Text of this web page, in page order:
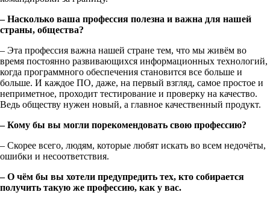
– Насколько ваша профессия полезна и важна для нашей
страны, общества?
– Эта профессия важна нашей стране тем, что мы живём во
время постоянно развивающихся информационных технологий,
когда программного обеспечения становится все больше и
больше. И каждое ПО, даже, на первый взгляд, самое простое и
неприметное, проходит тестирование и проверку на качество.
Ведь обществу нужен новый, а главное качественный продукт.
– Кому бы вы могли порекомендовать свою профессию?
– Скорее всего, людям, которые любят искать во всем недочёты,
ошибки и несоответствия.
– О чём бы вы хотели предупредить тех, кто собирается
получить такую же профессию, как у вас.